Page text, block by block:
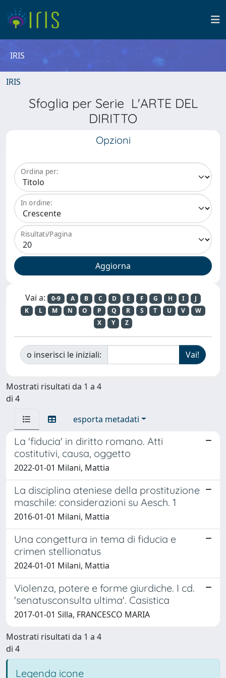
IRIS
IRIS
Sfoglia per Serie L'ARTE DEL
DIRITTO
Opzioni
Ordina per:
In ordine:
Risultati/Pagina
Vai a: 0-9 A B C D E F G H I
J
K
L M N O P Q R S T U V
W
X
Y Z
o inserisci le iniziali:
Mostrati risultati da 1 a 4
di 4
esporta metadati
La 'fiducia' in diritto romano. Atti
costitutivi, causa, oggetto
2022-01-01 Milani, Mattia
La disciplina ateniese della prostituzione
maschile: considerazioni su Aesch. 1
2016-01-01 Milani, Mattia
Una congettura in tema di fiducia e
crimen stellionatus
2024-01-01 Milani, Mattia
Violenza, potere e forme giurdiche. I cd.
'senatusconsulta ultima'. Casistica
2017-01-01 Silla, FRANCESCO MARIA
Mostrati risultati da 1 a 4
di 4
Legenda icone